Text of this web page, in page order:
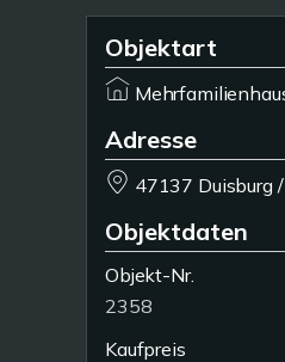
Objektart
Adresse
47137 Duisburg
Objektdaten
Objekt-Nr.
2358
Kaufpreis